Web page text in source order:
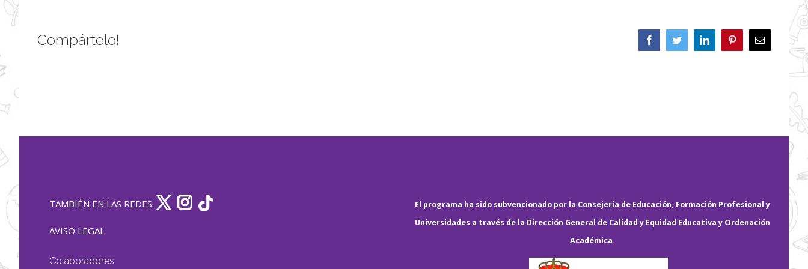
Compártelo! FacebookTwitterLinkedIn PinterestCorreo
electrónico
TAMBIÉN EN LAS REDES:
AVISO LEGAL
Colaboradores
El programa ha sido subvencionado por la Consejería de Educación, Formación Profesional y
Universidades a través de la Dirección General de Calidad y Equidad Educativa y Ordenación
Académica.